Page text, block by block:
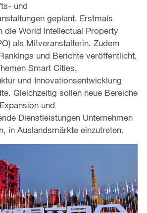
und
geplant. Erstmals
die World Intellectual Property
als Mitveranstalterin. Zudem
und Berichte veröffentlicht,
Smart Cities,
und Innovationsentwicklung
Gleichzeitig sollen neue Bereiche
und
Dienstleistungen Unternehmen
in Auslandsmärkte einzutreten.